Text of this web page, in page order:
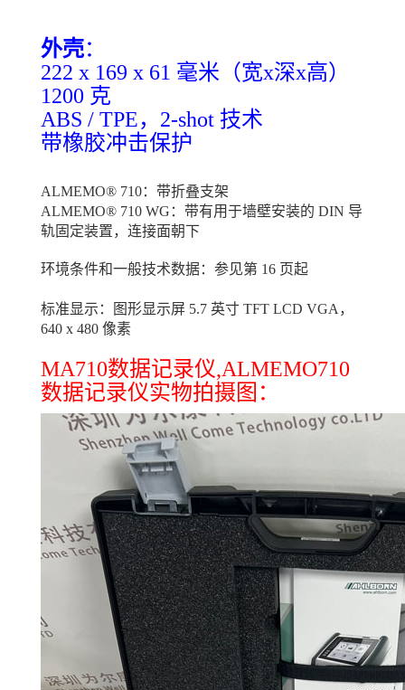
外壳：
222 x 169 x 61 毫米（宽x深x高）
1200 克
ABS / TPE，2-shot 技术
带橡胶冲击保护
ALMEMO® 710：带折叠支架
ALMEMO® 710 WG：带有用于墙壁安装的 DIN 导
轨固定装置，连接面朝下
环境条件和一般技术数据：参见第 16 页起
标准显示：图形显示屏 5.7 英寸 TFT LCD VGA，
640 x 480 像素
MA710数据记录仪,ALMEMO710
数据记录仪实物拍摄图：